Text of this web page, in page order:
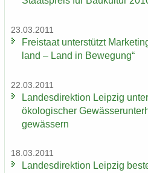
23.03.2011
Frei­staat un­ter­stützt
land – Land in Be­we­gung“
22.03.2011
Lan­des­di­rek­ti­on Leip­zig
öko­lo­gi­scher
ge­wäs­sern
18.03.2011
Lan­des­di­rek­ti­on Leip­zig